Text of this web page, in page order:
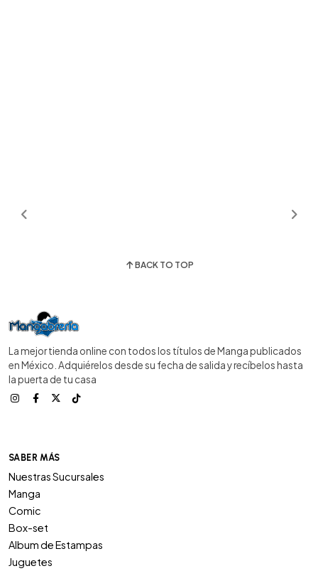
BACK TO TOP
La mejor tienda online con todos los títulos de Manga publicados
en México. Adquiérelos desde su fecha de salida y recíbelos hasta
la puerta de tu casa
SABER MÁS
Nuestras Sucursales
Manga
Comic
Box-set
Album de Estampas
Juguetes